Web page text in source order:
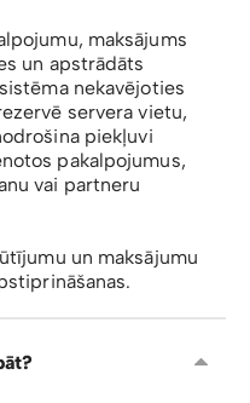
maksājums
un apstrādāts
nekavējoties
servera vietu,
piekļuvi
pakalpojumus,
vai partneru
un maksājumu